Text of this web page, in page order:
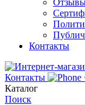
Контакты
Контакты
Каталог
Поиск